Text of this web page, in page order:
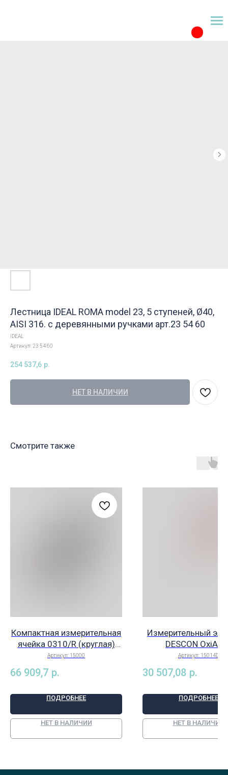
Лестница IDEAL ROMA model 23, 5 ступеней, Ø40,
AISI 316. с деревянными ручками арт.23 54 60
IDEAL
Артикул: 23 54 60
254 537,6 р.
НЕТ В НАЛИЧИИ
Смотрите также
Компактная измерительная
ячейка 0310/R (круглая)
для 3 электродов, включая
волоконный фильтр Descon
(Германия), арт. 15000
Артикул: 15000
66 909,7 р.
ПОДРОБНЕЕ
НЕТ В НАЛИЧИИ
Измерительный
DESCON
(бесхлорный),
15014D
Артикул: 15014D
30 507,08 р.
ПОДРОБНЕЕ
НЕТ В НАЛИЧИИ